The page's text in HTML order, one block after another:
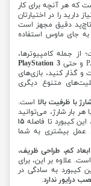
که هر آنچه برای کار
دارید را در اختیارتان
تاچ‌پد دقیق مجهز است
جای ماوس استفاده
جمله کامپیوترها،
PlayStation 3
و گذار کنید، بازی‌های
متنوع دیگری
با ظرفیت بالا است.
هر بار شارژ، می‌توانید
کیبورد تا فاصله ۱۵
عمل بیشتری به شما
کم، طراحی ظریف،
علاوه بر این، برای
کیبورد به سادگی در
درایور ندارد.